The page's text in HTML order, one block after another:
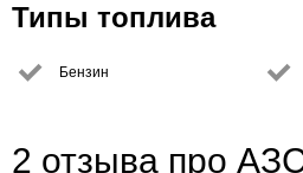
Типы топлива
Бензин
2 отзыва про